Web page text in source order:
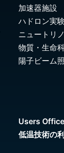
加速器施設
ハドロン実
ニュートリ
物質・生命
陽子ビーム
Users Office
低温技術の